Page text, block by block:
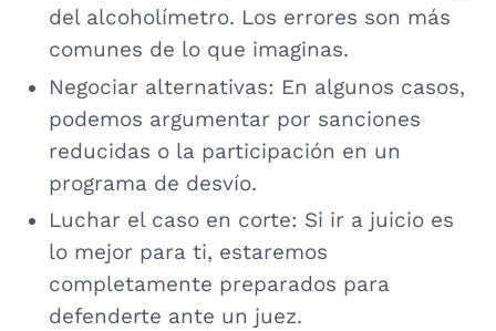
del alcoholímetro. Los errores son más
comunes de lo que imaginas.
Negociar alternativas: En algunos casos,
podemos argumentar por sanciones
reducidas o la participación en un
programa de desvío.
Luchar el caso en corte: Si ir a juicio es
lo mejor para ti, estaremos
completamente preparados para
defenderte ante un juez.